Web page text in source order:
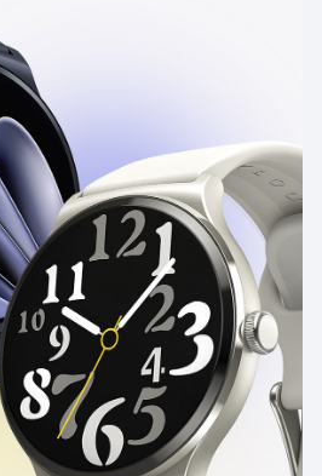
y una ruta óptica de hardware
una frecuencia cardíaca alta
cardíaca.
todo el día
todo el día le ayuda a equilibrar
Cuando el estrés sea alto, utilice el
para ayudarle a relajar el cuerpo y
la energía.
ciclo menstrual
y recordatorios de los próximos
Vive elegantemente y sin